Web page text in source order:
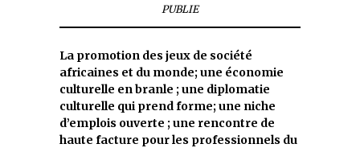
PUBLIE
La promotion des jeux de société
africaines et du monde; une économie
culturelle en branle ; une diplomatie
culturelle qui prend forme; une niche
d’emplois ouverte ; une rencontre de
haute facture pour les professionnels du